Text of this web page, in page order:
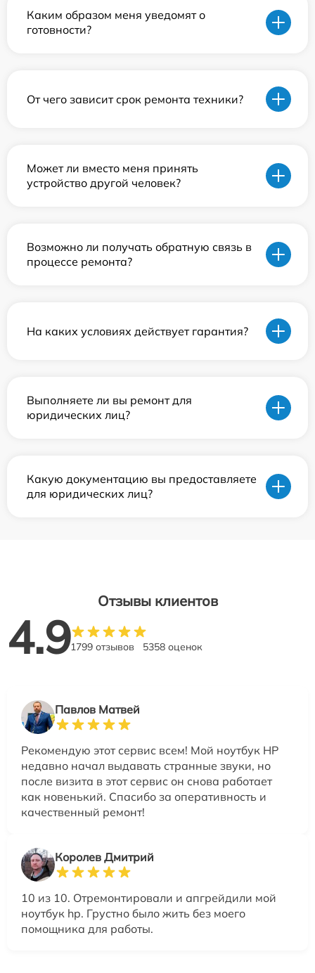
Каким образом меня уведомят о
готовности?
От чего зависит срок ремонта техники?
Может ли вместо меня принять
устройство другой человек?
Возможно ли получать обратную связь в
процессе ремонта?
На каких условиях действует гарантия?
Выполняете ли вы ремонт для
юридических лиц?
Какую документацию вы предоставляете
для юридических лиц?
Отзывы клиентов
4.91799 отзывов 5358 оценок
Павлов Матвей
Рекомендую этот сервис всем! Мой ноутбук HP
недавно начал выдавать странные звуки, но
после визита в этот сервис он снова работает
как новенький. Спасибо за оперативность и
качественный ремонт!
Королев Дмитрий
10 из 10. Отремонтировали и апгрейдили мой
ноутбук hp. Грустно было жить без моего
помощника для работы.